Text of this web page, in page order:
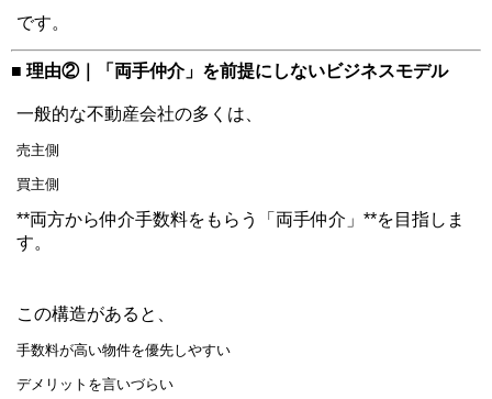
です。
■ 理由②｜「両手仲介」を前提にしないビジネスモデル
一般的な不動産会社の多くは、
売主側
買主側
**両方から仲介手数料をもらう「両手仲介」**を目指しま
す。
この構造があると、
手数料が高い物件を優先しやすい
デメリットを言いづらい